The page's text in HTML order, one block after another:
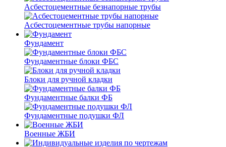
Асбестоцементные безнапорные трубы
Асбестоцементные трубы напорные
Фундамент
Фундаментные блоки ФБС
Блоки для ручной кладки
Фундаментные балки ФБ
Фундаментные подушки ФЛ
Военные ЖБИ